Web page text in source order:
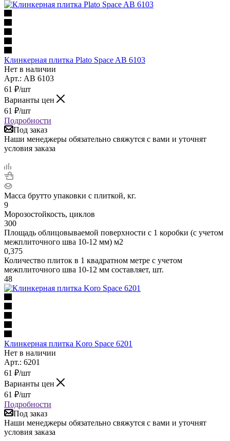
Клинкерная плитка Plato Space AB 6103
Нет в наличии
Арт.: AB 6103
61 ₽/шт
Варианты цен
61 ₽/шт
Подробности
Под заказ
Наши менеджеры обязательно свяжутся с вами и уточнят
условия заказа
Масса брутто упаковки с плиткой, кг.
9
Морозостойкость, циклов
300
Площадь облицовываемой поверхности с 1 коробки (с учетом
межплиточного шва 10-12 мм) м2
0,375
Количество плиток в 1 квадратном метре с учетом
межплиточного шва 10-12 мм составляет, шт.
48
Клинкерная плитка Koro Space 6201
Нет в наличии
Арт.: 6201
61 ₽/шт
Варианты цен
61 ₽/шт
Подробности
Под заказ
Наши менеджеры обязательно свяжутся с вами и уточнят
условия заказа